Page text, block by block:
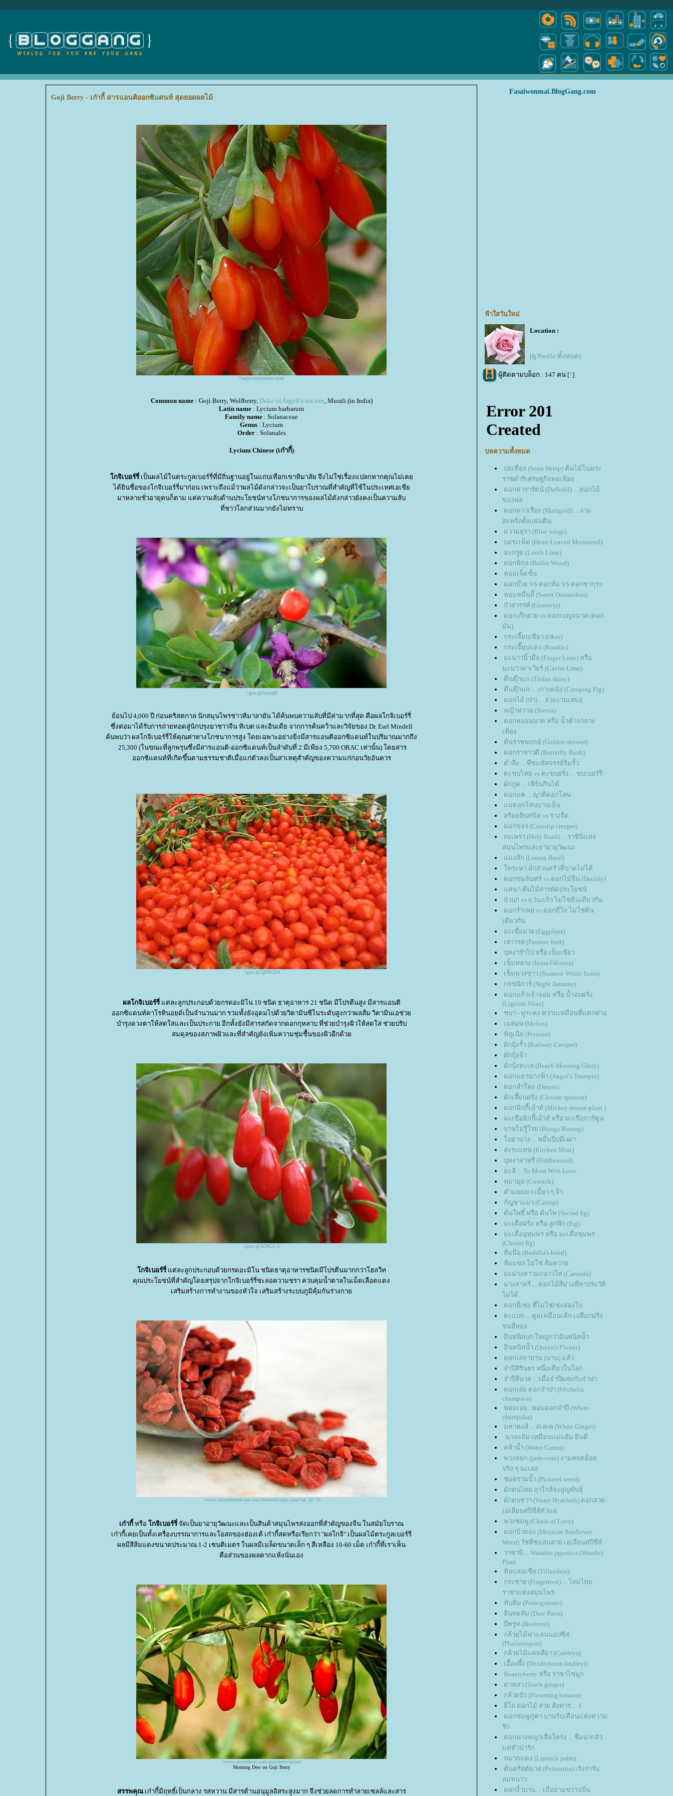
Goji Berry - เก๋ากี้ สารแอนติออกซิแดนท์ สุดยอดผลไม้
//tanier.ru/polezno-znat/
Common name: Goji Berry, Wolfberry, Duke of Argyll’s tea tree, Murali (in India)
Latin name : Lycium barbarum
Family name : Solanaceae
Genus : Lycium
Order: Solanales
Lycium Chinese (เก๋ากี้)
กจิเบอร์รี่เป็นผลไม้ในตระกูลเบอร์รี่ที่มีถิ่นฐานอยู่ในแถบเทือกเขาหิมาลัย จึงไม่ใช่เรื่องแปลกหากคุณไม่เค
ได้ยินชื่อของโกจิเบอร์รี่มาก่อน เพราะถึงแม้ว่าผลไม้ดังกล่าวจะเป็นยาโบราณที่สําคัญที่ใช้ในประเทศเอเชี
มาหลายชั่วอายุคนก็ตาม แต่ความลับด้านประโยชน์ทางโภชนาการของผลไม้ดังกล่าวยังคงเป็นความลับ
ที่ชาวโลกส่วนมากยังไม่ทราบ
//goo.gl/hjeegB
้อนไป 4,000 ปี ก่อนคริสตกาล นักสมุนไพรชาวหิมาลายัน ได้ค้นพบความลับที่มีค่ามากที่สุด คือผลโกจิเบอร์รี่
ซึ่งต่อมาได้รับการถ่ายทอดสู่นักปรุงยาชาวจีน ทิเบต และอินเดีย จากการค้นคว้าและวิจัยของ Dr. Earl Mindell
ค้นพบว่า ผลโกจิเบอร์รี่ให้คุณค่าทางโภชนาการสูง โดยเฉพาะอย่างยิ่งมีสารแอนติออกซิแดนท์ในปริมาณมากถึง
25,300 (ในขณะที่ลูกพรุนซึ่งมีสารแอนติ-ออกซิแดนท์เป็นลําดับที่ 2 มีเพียง 5,700 ORAC เท่านั้น) โดยสาร
ออกซิแดนท์ที่เกิดขึ้นตามธรรมชาติเมื่อแก่ตัวลงเป็นสาเหตุสําคัญของความแก่ก่อนวัยอันควร
//goo.gl/QRROy4
ผลโกจิเบอร์รี่ต่ละลูกประกอบด้วยกรดอะมิโน 19 ชนิด ธาตุอาหาร 21 ชนิด มีโปรตีนสูง มีสารแอนติ
ออกซิแดนท์คาโรทินอยด์เป็นจำนวนมาก รวมทั้งยังอุดมไปด้วยวิตามินซีในระดับสูงกว่าผลส้ม วิตามินเอช่ว
บำรุงดวงตาให้สดใสและเป็นประกาย อีกทั้งยังมีสารสกัดจากดอกกุหลาบ ที่ช่วยบำรุงผิวให้สดใส ช่วยปรับ
สมดุลของสภาพผิวและที่สำคัญยังเพิ่มความชุ่มชื้นของผิวอีกด้ว
//goo.gl/kOhGCA
กจิเบอร์รี่ ต่ละลูกประกอบด้วยกรดอะมิโน ชนิดธาตุอาหารชนิดมีโปรตีนมากกว่าโฮลวีท
คุณประโยชน์ที่สำคัญโดยสรุปจากโกจิเบอร์รี่ชะลอความชรา ควบคุมน้ำตาลในเม็ดเลือดแดง
เสริมสร้างการทำงานของหัวใจ เสริมสร้างระบบภูมิคุ้มกันร่างกา
//www.intouchmedicare.com/frontend/topic.php?cat_id=16
เก๋ากี้ หรือ กจิเบอร์รี่จัดเป็นยาอายุวัฒนะและเป็นสินค้าสมุนไพรส่งออกที่สำคัญของจีน ในสมัยโบราณ
เก๋ากี้เคยเป็นทั้งเครื่องบรรณาการและโอสถของฮ่องเต้ เก๋ากี้สดหรือเรียกว่า "ผลโกจิ" เป็นผลไม้ตระกูลเบอร์รี
ผลมีสีส้มแดงขนาดประมาณ 1-2 เซนติเมตร ในผลมีเมล็ดขนาดเล็ก ๆ สีเหลือง 10-60 เม็ด เก๋ากี้ที่เราเห็น
คือส่วนของผลตากแห้งนั่นเอง
//www.encorefruit.com/goji-berry-puree?
Morning Dew on Goji Berry
สรรพคุณเก๋ากี้มีฤทธิ์เป็นกลาง รสหวาน มีสารต้านอนุมูลอิสระสูงมาก จึงช่วยลดการทำลายเซลล์และสาร
Fasaiwonmai.BlogGang.com
ฟ้าใสวันใหม่
Location :
[ดู Profile ทั้งหมด]
ผู้ติดตามบล็อก : 147 คน [?]
บทความทั้งหมด
ปอเทือง (Sunn Hemp) ต้นไม้ในพระ
ราชดำริเศรษฐกิจพอเพียง
ดอกดารารัตน์ (Daffodil) ... ดอกไม้
ของพ่อ
ดอกดาวเรือง (Marigold) ... งาม
สะพรั่งทั้งแผ่นดิน
ววมยุรา (Blue wings)
บอระเพ็ด (Heart-Leaved Moonseed)
มะกรูด (Leech Lime)
ดอกพิกุล (Bullet Wood)
หอมเจ็ดชั้น
ดอกบ๊วย VS ดอกท้อ VS ดอกซากุระ
หอมหมื่นลี้ (Sweet Osmanthus)
บัวสวรรค์ (Gustavia)
ดอกเก๊กฮวย vs ดอกเบญจมาศ (ดอก
มัม)
กระเจี๊ยบเขียว (Okra)
กระเจี๊ยบแดง (Roselle)
มะนาวนิ้วมือ (Finger Lime) หรือ
มะนาวคาเวียร์ (Caviar Lime)
ตีนตุ๊กแก (Tridax daisy)
ตีนตุ๊กแก ... เกาะผนัง (Creeping Fig)
ดอกไม้ (ป่า) ... สวยงามเสมอ
หญ้าหวาน (Stevia)
ดอกหงอนนาค หรือ น้ำค้างกลาง
เที่ยง
ต้นราชพฤกษ์ (Golden shower)
ดอกราชาวดี (Butterfly Bush)
ตำลึง ... พืชมหัศจรรย์ริมรั้ว
ตะขบไทย vs ตะขบฝรั่ง ... ขบเบอร์รี่
ผักกูด ... เฟิร์นกินได้
ดอกแค ... ญาติดอกโสน
ม่ดอกโสนบานเย็น
สร้อยอินทนิล vs รางจืด
ดอกขจร (Cowslip creeper)
กะเพรา (Holy Basil) ... ราชินีแห่ง
สมุนไพรและยาอายุวัฒนะ
มงลัก (Lemon Basil)
หระพา ผักสวนครัวที่ขาดไม่ได้
ดอกชมจันทร์ vs ดอกไม้จีน (Daylily)
คนา ต้นไม้สารพัดประโยชน์
บัวบก vs แว่นแก้ว ไม่ใช่ต้นเดียวกัน
ดอกรำเพย vs ดอกยี่โถ ไม่ใช่ต้น
เดียวกัน
มะเขือม่วง (Eggplant)
เสาวรส (Passion fruit)
บุหงารำไป หรือ เข็มเขียว
เข็มหลวง (Ixora Odorata)
เข็มพวงขาว (Siamese White Ixora)
กรรณิการ์ (Night Jasmine)
ดอกแก้วเจ้าจอม หรือ น้ำอบฝรั่ง
(Lignum Vitae)
ชบา - พู่ระหง ความเหมือนที่แตกต่าง
เมล่อน (Melon)
พิทูเนีย (Petunia)
ผักบุ้งรั้ว (Railway Creeper)
ผักบุ้งจ้า
ผักบุ้งทะเล (Beach Morning Glory)
ดอกแตรนางฟ้า (Angel’s Trumpet)
ดอกลำโพง (Datura)
ผักเสี้ยนฝรั่ง (Cleome spinosa)
ดอกมิกกี้เม้าส์ (Mickey mouse plant )
มะเขือมิกกี้เม้าส์ หรือ มะเขือการ์ตูน
บานไม่รู้โรย (Bunga Butang)
บย่านาง ... หมื่นปีบ่มีเฒ่า
สะระแหน่ (Kitchen Mint)
บุหงาส่าหรี (Fiddlewood)
มะลิ ... To Mom With Love
หมามุ่ย (Cowitch)
ตำแยแมว เมี้ยว ๆ จ้า
กัญชาแมว (Catnip)
ต้นโพธิ์ หรือ ต้นโพ (Sacred fig)
มะเดื่อฝรั่ง หรือ ลูกฟิก (Fig)
มะเดื่ออุทุมพร หรือ มะเดื่อชุมพร
(Cluster fig)
ส้มมือ (Buddha's hand)
ส้มแขก ไม่ใช่ ส้มควา
มะม่วงหาวมะนาวโห่ (Carunda)
ม่วงส่าหรี ... ดอกไม้สีม่วงที่หาประวัติ
ไม่ได้
ดอกยี่เข่ง ที่ไม่ใช่เข่งสองใบ
ตะแบก ... ตูมเหมือนเค้ก เปลือกฝรั่ง
ขนสีทอง
อินทนิลบก ใหญ่กว่าอินทนิลน้ำ
อินทนิลน้ำ (Queen's Flower)
ดอกเสลาบาน (นาน) แล้ว
จำปีสิรินธร หนึ่งเดียวในโลก
จำปีสีนวล ... เมื่อจำปีผสมกับจำปา
ดอกเอ๋ย ดอกจำปา (Michelia
champaca)
หอมเอย...หอมดอกจำปี (White
champaka)
มหาหงส์ ... สเลเต (White Ginger)
นางแย้ม เหมือนแม่แย้ม ยินดี
คล้าน้ำ (Water Canna)
พวงหยก (jade-vine) งามหยดย้อ
จริง ๆ นะเออ
ช่อครามน้ำ (Pickerel weed)
ผักตบไทย ฤาใกล้จะสูญพันธุ์
ผักตบชวา (Water Hyacinth) ดอกสว
เอเลียนสปีชีส์ตัวแม่
พวงชมพู (Chain of Love)
ดอกบัวตอง (Mexican Sunflower
Weed) วัชพืชแสนสวย เอเลียนสปีชีส์
วาซาบิ ... Wasabia japonica (Wasabi)
Plant
ทิลแลนเซีย (Tillandsia)
กระชาย (Fingerroot) ... โสมไท
ราชาแห่งสมุนไพร
ทับทิม (Pomegranate)
อินทผลัม (Date Palm)
บีทรูท (Beetroot)
กล้วยไม้ฟาแลนนอปซิส
(Phalaenopsis)
กล้วยไม้แคทลียา (Cattleya)
เอื้องผึ้ง (Dendrobium lindleyi)
Beautyberry หรือ ราชาไข่มุก
ดาหลา (Torch ginger)
กล้วยบัว (Flowering banana)
ี่โถ ดอกไม้ สวย สังหาร ... 1
ดอกชมพูภูคา บานรับเดือนแห่งความ
รัก
ดอกนางพญาเสือโคร่ง ... ชื่อน่ากลัว
ต่ตัวน่ารัก
หมากแดง (Lipstick palm)
ต้นคริสต์มาส (Poinsettia) เริงร่ารับ
ลมหนาว
ดอกงิ้วบาน ... เมื่อยามขวานบิ่น